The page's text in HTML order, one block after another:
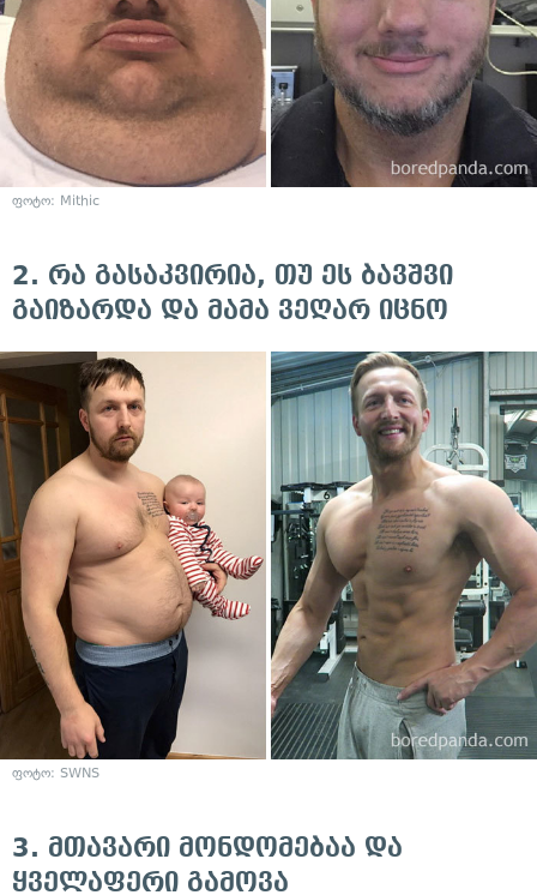
ფოტო: Mithic
2. რა გასაკვირია, თუ ეს ბავშვი
გაიზარდა და მამა ვეღარ იცნო
ფოტო: SWNS
3. მთავარი მონდომებაა და
ყველაფერი გამოვა